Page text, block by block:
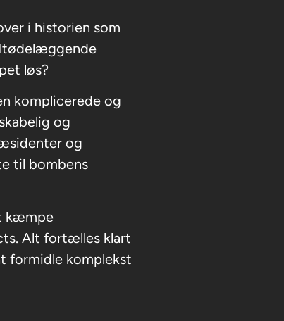
i historien som
løs?
komplicerede og
og
og
til bombens
kæmpe
Alt fortælles klart
formidle komplekst